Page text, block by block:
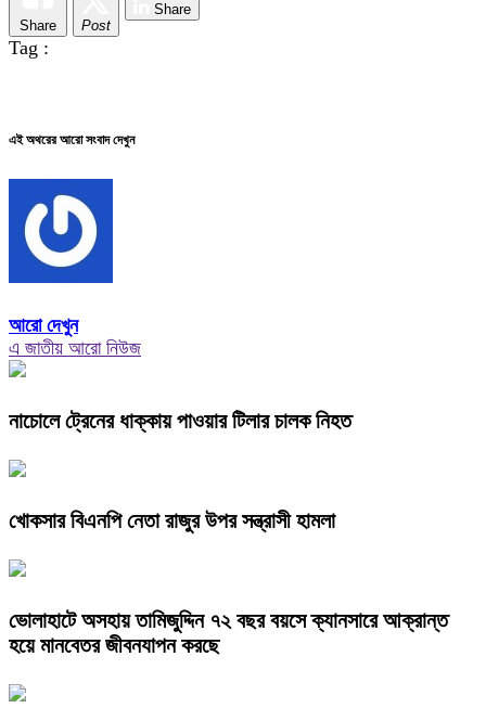
Share Post
Share
Tag :
এই অথরের আরো সংবাদ দেখুন
আরো দেখুন
এ জাতীয় আরো নিউজ
নাচোলে ট্রেনের ধাক্কায় পাওয়ার টিলার চালক নিহত
খোকসার বিএনপি নেতা রাজুর উপর সন্ত্রাসী হামলা
ভোলাহাটে অসহায় তামিজুদ্দিন ৭২ বছর বয়সে ক্যানসারে আক্রান্ত
হয়ে মানবেতর জীবনযাপন করছে